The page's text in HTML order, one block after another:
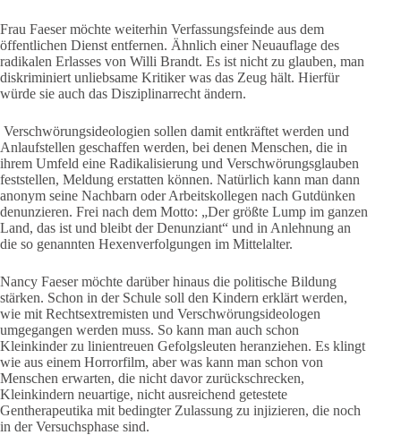
Frau Faeser möchte weiterhin Verfassungsfeinde aus dem
öffentlichen Dienst entfernen. Ähnlich einer Neuauflage des
radikalen Erlasses von Willi Brandt. Es ist nicht zu glauben, man
diskriminiert unliebsame Kritiker was das Zeug hält. Hierfür
würde sie auch das Disziplinarrecht ändern.
Verschwörungsideologien sollen damit entkräftet werden und
Anlaufstellen geschaffen werden, bei denen Menschen, die in
ihrem Umfeld eine Radikalisierung und Verschwörungsglauben
feststellen, Meldung erstatten können. Natürlich kann man dann
anonym seine Nachbarn oder Arbeitskollegen nach Gutdünken
denunzieren. Frei nach dem Motto: „Der größte Lump im ganzen
Land, das ist und bleibt der Denunziant“ und in Anlehnung an
die so genannten Hexenverfolgungen im Mittelalter.
Nancy Faeser möchte darüber hinaus die politische Bildung
stärken. Schon in der Schule soll den Kindern erklärt werden,
wie mit Rechtsextremisten und Verschwörungsideologen
umgegangen werden muss. So kann man auch schon
Kleinkinder zu linientreuen Gefolgsleuten heranziehen. Es klingt
wie aus einem Horrorfilm, aber was kann man schon von
Menschen erwarten, die nicht davor zurückschrecken,
Kleinkindern neuartige, nicht ausreichend getestete
Gentherapeutika mit bedingter Zulassung zu injizieren, die noch
in der Versuchsphase sind.